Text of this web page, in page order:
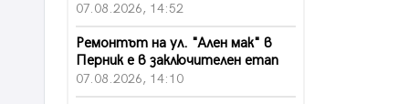
07.08.2026, 14:52
Ремонтът на ул. "Ален мак" в
Перник е в заключителен етап
07.08.2026, 14:10